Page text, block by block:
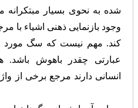
شده به نحوی بسیار
وجود بازنمایی ذهنی اشیاء
کند. مهم نیست که سگ مورد
عبارتی چقدر باهوش
انسانی دارند مرجع برخی از